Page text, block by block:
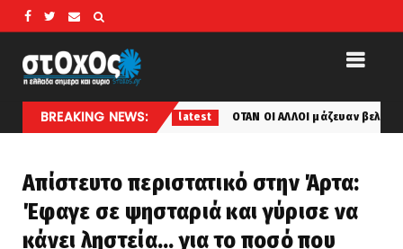
BREAKING NEWS:
latest ΟΤΑΝ ΟΙ ΑΛΛΟΙ μάζευαν βελανίδια.... Ο
Απίστευτο περιστατικό στην Άρτα:
Έφαγε σε ψησταριά και γύρισε να
κάνει ληστεία… για το ποσό που